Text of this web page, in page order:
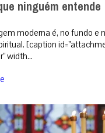
ninguém entende
moderna é, no fundo e
[caption
width...